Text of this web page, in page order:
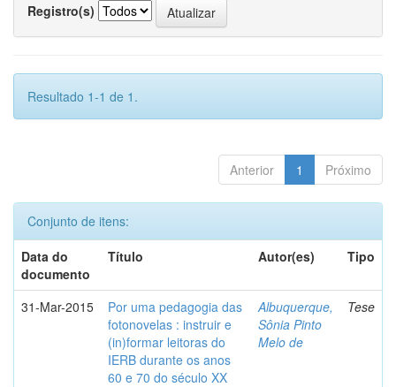
Registro(s)
Resultado 1-1 de 1.
Anterior 1 Próximo
Conjunto de itens:
Data do
documento
Título Autor(es) Tipo
31-Mar-2015
Por uma pedagogia das
fotonovelas : instruir e
(in)formar leitoras do
IERB durante os anos
60 e 70 do século XX
Albuquerque,
Sônia Pinto
Melo de
Tese